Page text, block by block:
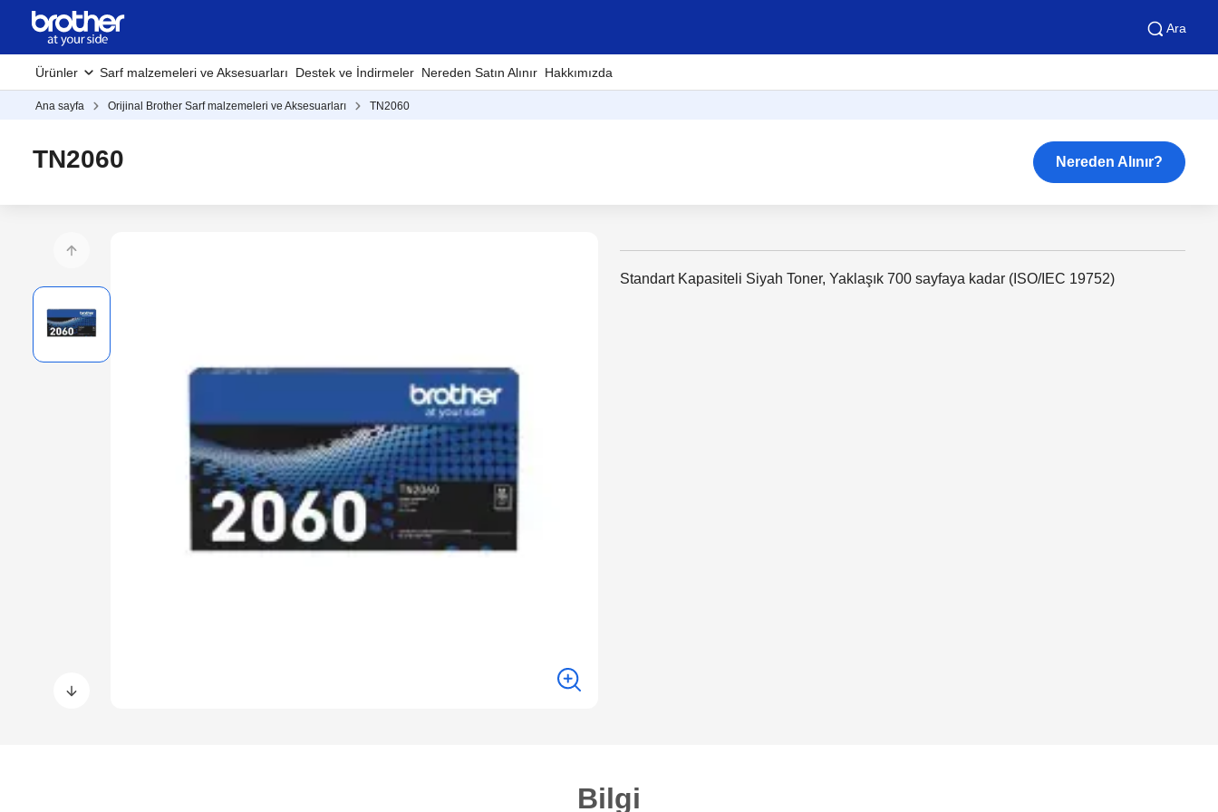
Ara
Ürünler Sarf malzemeleri ve Aksesuarları Destek ve İndirmeler Nereden Satın Alınır Hakkımızda
Ana sayfa Orijinal Brother Sarf malzemeleri ve Aksesuarları TN2060
TN2060 Nereden Alınır?
Standart Kapasiteli Siyah Toner, Yaklaşık 700 sayfaya kadar (ISO/IEC 19752)
Bilgi